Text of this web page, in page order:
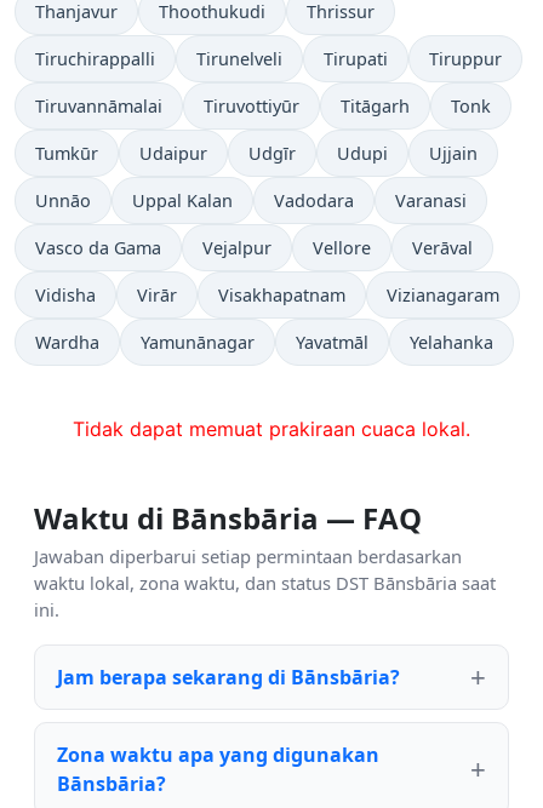
Thanjavur Thoothukudi Thrissur
Tiruchirappalli Tirunelveli Tirupati Tiruppur
Tiruvannāmalai Tiruvottiyūr Titāgarh Tonk
Tumkūr Udaipur Udgīr Udupi Ujjain
Unnāo Uppal Kalan Vadodara Varanasi
Vasco da Gama Vejalpur Vellore Verāval
Vidisha Virār Visakhapatnam Vizianagaram
Wardha Yamunānagar Yavatmāl Yelahanka
Tidak dapat memuat prakiraan cuaca lokal.
Waktu di Bānsbāria — FAQ
Jawaban diperbarui setiap permintaan berdasarkan
waktu lokal, zona waktu, dan status DST Bānsbāria saat
ini.
Jam berapa sekarang di Bānsbāria?
Zona waktu apa yang digunakan
Bānsbāria?